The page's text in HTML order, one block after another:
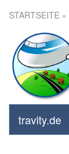
STARTSEITE »
travity.de